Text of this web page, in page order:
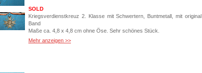
SOLD
Kriegsverdienstkreuz 2. Klasse mit Schwertern, Buntmetall, mit original
Band
Maße ca. 4,8 x 4,8 cm ohne Öse. Sehr schönes Stück.
Versand Deutschland: 3,60 Deutsche Post Brief Einschreiben
Mehr anzeigen >>